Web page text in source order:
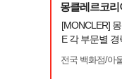
몽클레르코리
[MONCLER]
E 각 부문별
전국 백화점/아